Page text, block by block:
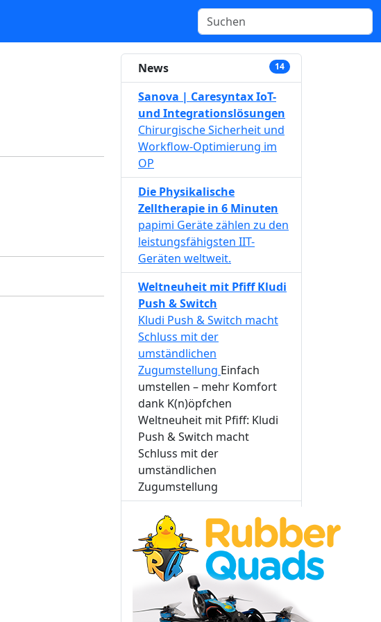
News 14
Sanova | Caresyntax IoT-
und Integrationslösungen
Chirurgische Sicherheit und
Workflow-Optimierung im
OP
Die Physikalische
Zelltherapie in 6 Minuten
papimi Geräte zählen zu den
leistungsfähigsten IIT-
Geräten weltweit.
Weltneuheit mit Pfiff Kludi
Push & Switch
Kludi Push & Switch macht
Schluss mit der
umständlichen
Zugumstellung Einfach
umstellen – mehr Komfort
dank K(n)öpfchen
Weltneuheit mit Pfiff: Kludi
Push & Switch macht
Schluss mit der
umständlichen
Zugumstellung